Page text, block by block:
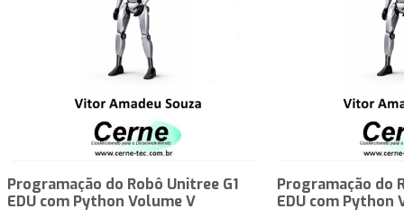
Programação do Robô Unitree G1
EDU com Python Volume V
Programação do
EDU com Python